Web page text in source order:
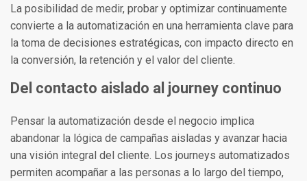
La posibilidad de medir, probar y optimizar continuamente
convierte a la automatización en una herramienta clave para
la toma de decisiones estratégicas, con impacto directo en
la conversión, la retención y el valor del cliente.
Del contacto aislado al journey continuo
Pensar la automatización desde el negocio implica
abandonar la lógica de campañas aisladas y avanzar hacia
una visión integral del cliente. Los journeys automatizados
permiten acompañar a las personas a lo largo del tiempo,